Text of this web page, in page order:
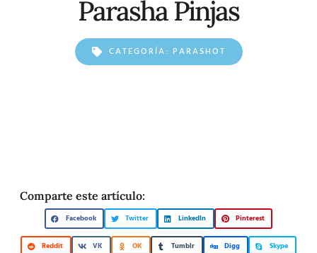
Parasha Pinjas
CATEGORÍA: PARASHOT
Comparte este artículo:
Facebook Twitter LinkedIn Pinterest
Reddit VK OK Tumblr Digg Skype